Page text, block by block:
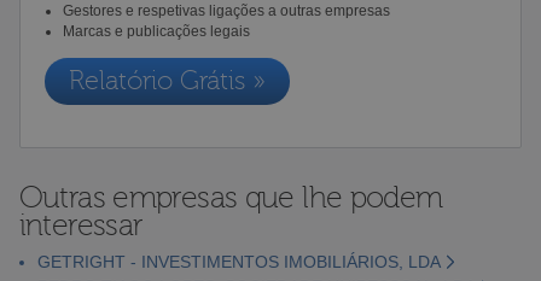
Gestores e respetivas ligações a outras empresas
Marcas e publicações legais
Relatório Grátis »
Outras empresas que lhe podem
interessar
GETRIGHT - INVESTIMENTOS IMOBILIÁRIOS, LDA